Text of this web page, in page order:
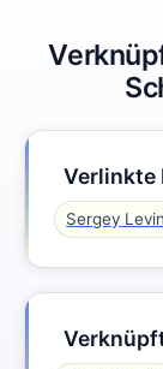
Verlinkte
Sergey